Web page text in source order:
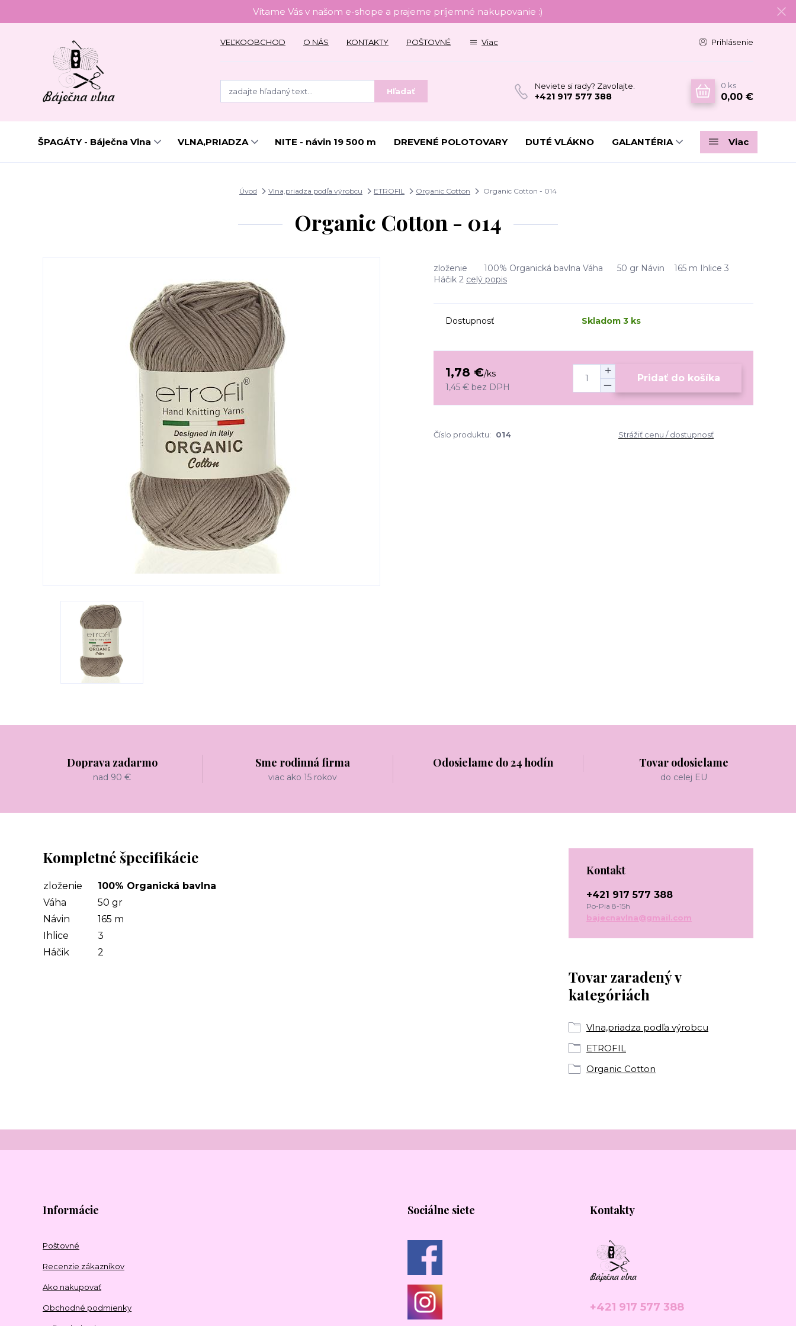
Vítame Vás v našom e-shope a prajeme príjemné nakupovanie :)
VEĽKOOBCHOD O NÁS KONTAKTY POŠTOVNÉ Viac Prihlásenie
Hľadať
Neviete si rady? Zavolajte.
+421 917 577 388
0 ks
0,00 €
ŠPAGÁTY - Báječna Vlna VLNA,PRIADZA NITE - návin 19 500 m DREVENÉ POLOTOVARY DUTÉ VLÁKNO GALANTÉRIA Viac
Úvod Vlna,priadza podľa výrobcu ETROFIL Organic Cotton Organic Cotton - 014
Organic Cotton - 014
zloženie 100% Organická bavlna Váha 50 gr Návin 165 m Ihlice 3
Háčik 2 celý popis
Dostupnosť Skladom 3 ks
1,78 €/ks
1,45 € bez DPH
Pridať do košíka
Číslo produktu: 014 Strážiť cenu / dostupnosť
Doprava zadarmo
nad 90 €
Sme rodinná firma
viac ako 15 rokov
Odosielame do 24 hodín Tovar odosielame
do celej EU
Kompletné špecifikácie
zloženie
100% Organická bavlna
Váha
50 gr
Návin
165 m
Ihlice
3
Háčik
2
Tovar zaradený v
kategóriách
Vlna,priadza podľa výrobcu
ETROFIL
Organic Cotton
Kontakt
+421 917 577 388
Po-Pia 8-15h
bajecnavlna@gmail.com
Informácie
Poštovné
Recenzie zákazníkov
Ako nakupovať
Obchodné podmienky
Sociálne siete Kontakty
+421 917 577 388